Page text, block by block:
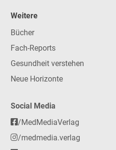
Weitere
Bücher
Fach-Reports
Gesundheit verstehen
Neue Horizonte
Social Media
/MedMediaVerlag
/medmedia.verlag